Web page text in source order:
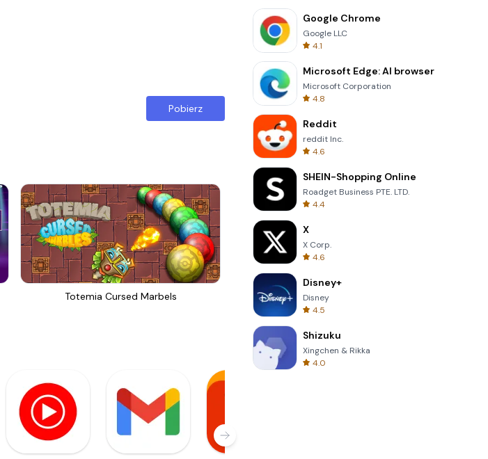
Pobierz
Totemia Cursed Marbels 3D Free Kick
Google Chrome
Google LLC
4.1
Microsoft Edge: AI browser
Microsoft Corporation
4.8
Reddit
reddit Inc.
4.6
SHEIN-Shopping Online
Roadget Business PTE. LTD.
4.4
X
X Corp.
4.6
Disney+
Disney
4.5
Shizuku
Xingchen & Rikka
4.0